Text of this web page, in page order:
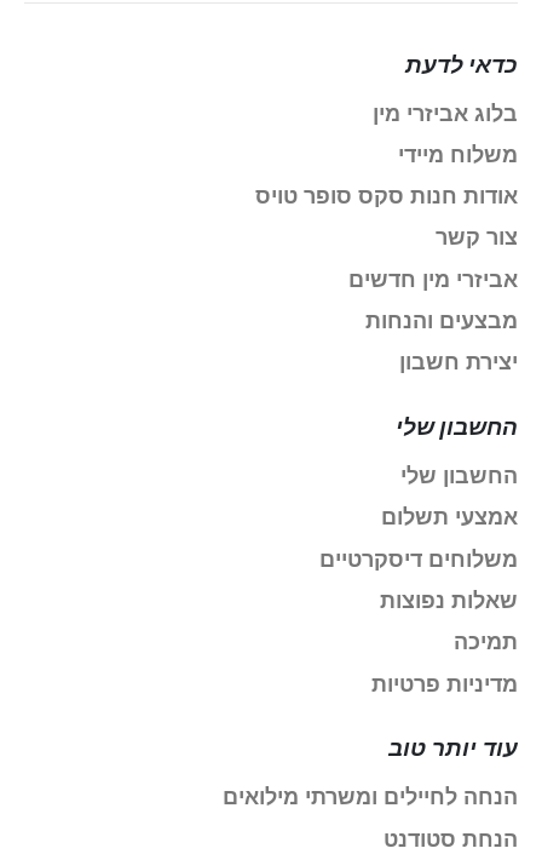
כדאי לדעת
בלוג אביזרי מין
משלוח מיידי
אודות חנות סקס סופר טויס
צור קשר
אביזרי מין חדשים
מבצעים והנחות
יצירת חשבון
החשבון שלי
החשבון שלי
אמצעי תשלום
משלוחים דיסקרטיים
שאלות נפוצות
תמיכה
מדיניות פרטיות
עוד יותר טוב
הנחה לחיילים ומשרתי מילואים
הנחת סטודנט